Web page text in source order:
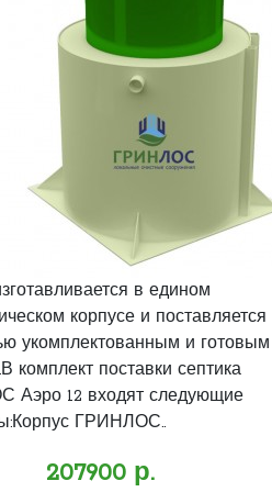
в едином
корпусе и поставляется
укомплектованным и готовым
комплект поставки септика
Аэро 12 входят следующие
ГРИНЛОС..
207900 р.